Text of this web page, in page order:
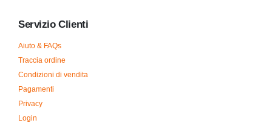
Servizio Clienti
Aiuto & FAQs
Traccia ordine
Condizioni di vendita
Pagamenti
Privacy
Login